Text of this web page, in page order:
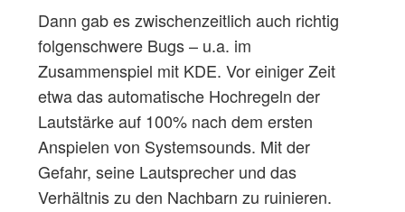
Dann gab es zwischenzeitlich auch richtig
folgenschwere Bugs – u.a. im
Zusammenspiel mit KDE. Vor einiger Zeit
etwa das automatische Hochregeln der
Lautstärke auf 100% nach dem ersten
Anspielen von Systemsounds. Mit der
Gefahr, seine Lautsprecher und das
Verhältnis zu den Nachbarn zu ruinieren.